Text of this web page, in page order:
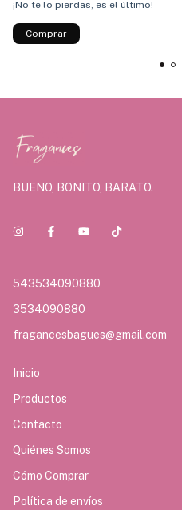
¡No te lo pierdas, es el último!
BUENO, BONITO, BARATO.
543534090880
3534090880
fragancesbagues@gmail.com
Inicio
Productos
Contacto
Quiénes Somos
Cómo Comprar
Política de envíos